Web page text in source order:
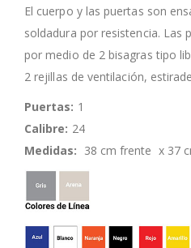
El cuerpo y las puertas son
soldadura por resistencia. Las
por medio de 2 bisagras tipo
2 rejillas de ventilación,
Puertas: 1
Calibre: 24
Medidas: 38 cm frente x 37